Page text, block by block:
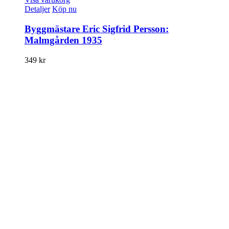
Detaljer Köp nu
Byggmästare Eric Sigfrid Persson:
Malmgården 1935
349 kr